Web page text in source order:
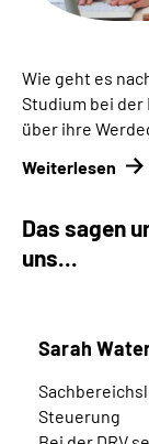
Wie geht es
Studium bei der
über ihre
Weiterlesen
Das sagen
uns...
Sarah
Steuerung